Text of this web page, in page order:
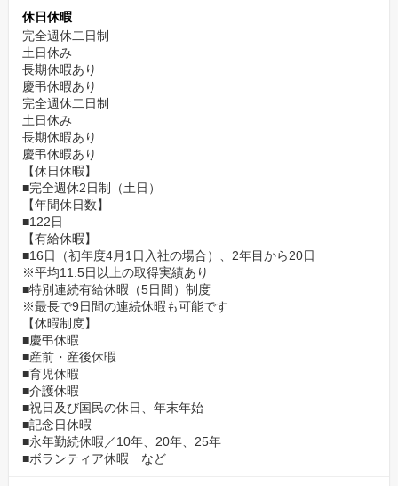
休日休暇
完全週休二日制
土日休み
長期休暇あり
慶弔休暇あり
完全週休二日制
土日休み
長期休暇あり
慶弔休暇あり
【休日休暇】
■完全週休2日制（土日）
【年間休日数】
■122日
【有給休暇】
■16日（初年度4月1日入社の場合）、2年目から20日
※平均11.5日以上の取得実績あり
■特別連続有給休暇（5日間）制度
※最長で9日間の連続休暇も可能です
【休暇制度】
■慶弔休暇
■産前・産後休暇
■育児休暇
■介護休暇
■祝日及び国民の休日、年末年始
■記念日休暇
■永年勤続休暇／10年、20年、25年
■ボランティア休暇 など